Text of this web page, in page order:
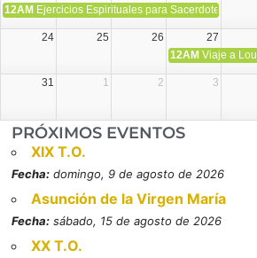
12AM Ejercicios Espirituales para Sacerdotes.
24 25 26 27
12AM Viaje a
31 1 2 3
PRÓXIMOS EVENTOS
XIX T.O.
Fecha: domingo, 9 de agosto de 2026
Asunción de la Virgen María
Fecha: sábado, 15 de agosto de 2026
XX T.O.